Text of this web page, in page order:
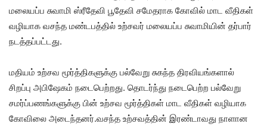
மலையப்ப சுவாமி ஸ்ரீதேவி பூதேவி சமேதராக கோவில் மாட வீதிகள்
வழியாக வசந்த மண்டபத்தில் உற்சவர் மலையப்ப சுவாமியின் தர்பார்
நடத்தப்பட்டது.
மதியம் உற்சவ மூர்த்திகளுக்கு பல்வேறு சுகந்த திரவியங்களால்
சிறப்பு அபிஷேகம் நடைபெற்றது. தொடர்ந்து நடைபெற்ற பல்வேறு
சமர்ப்பணங்களுக்கு பின் உற்சவ மூர்த்திகள் மாட வீதிகள் வழியாக
கோவிலை அடைந்தனர்.வசந்த உற்சவத்தின் இரண்டாவது நாளான